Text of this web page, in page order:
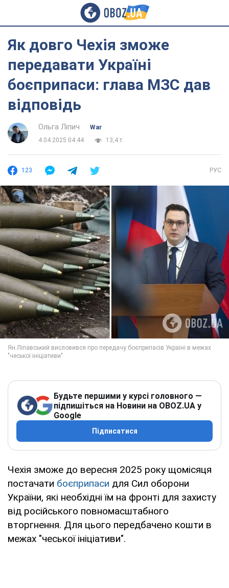
Як довго Чехія зможе
передавати Україні
боєприпаси: глава МЗС дав
відповідь
Ольга Ліпич
War
4.04.2025 04:44
13,4 т.
123 РУС
Будьте першими у курсі головного —
підпишіться на Новини на OBOZ.UA у
Google
Підписатися
Чехія зможе до вересня 2025 року щомісяця
постачати боєприпаси для Сил оборони
України, які необхідні їм на фронті для захисту
від російського повномасштабного
вторгнення. Для цього передбачено кошти в
межах "чеської ініціативи".